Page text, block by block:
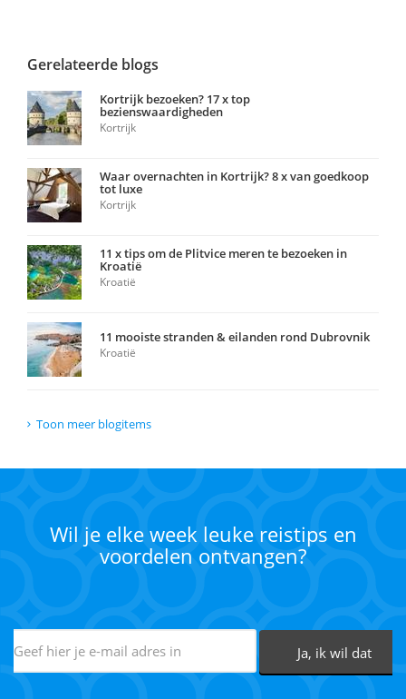
Gerelateerde blogs
Kortrijk bezoeken? 17 x top
bezienswaardigheden
Kortrijk
Waar overnachten in Kortrijk? 8 x van goedkoop
tot luxe
Kortrijk
11 x tips om de Plitvice meren te bezoeken in
Kroatië
Kroatië
11 mooiste stranden & eilanden rond Dubrovnik
Kroatië
Toon meer blogitems
Wil je elke week leuke reistips en
voordelen ontvangen?